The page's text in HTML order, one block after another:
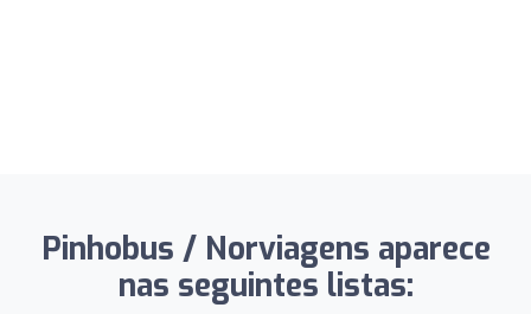
Pinhobus / Norviagens aparece
nas seguintes listas: